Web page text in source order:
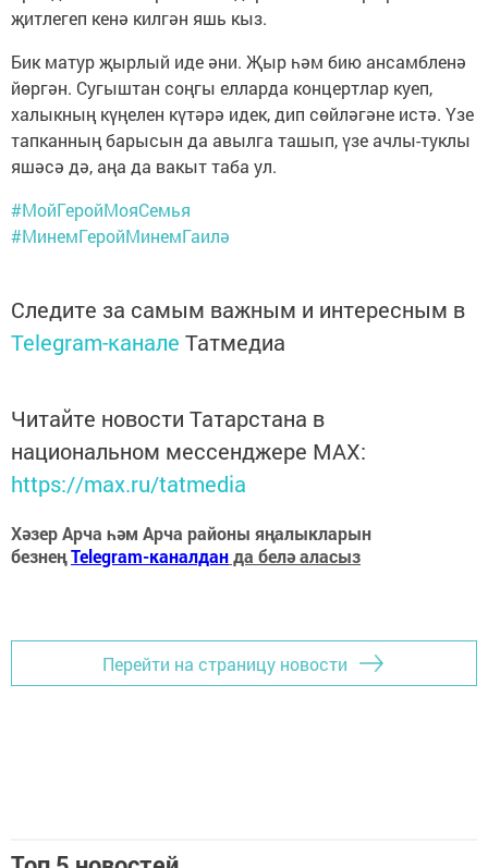
җитлегеп кенә килгән яшь кыз.
Бик матур җырлый иде әни. Җыр һәм бию ансамбленә
йөргән. Сугыштан соңгы елларда концертлар куеп,
халыкның күңелен күтәрә идек, дип сөйләгәне истә. Үзе
тапканның барысын да авылга ташып, үзе ачлы-туклы
яшәсә дә, аңа да вакыт таба ул.
#МойГеройМояСемья
#МинемГеройМинемГаилә
Следите за самым важным и интересным в
Telegram-канале Татмедиа
Читайте новости Татарстана в
национальном мессенджере MАХ:
https://max.ru/tatmedia
Хәзер Арча һәм Арча районы яңалыкларын
безнеңTelegram-каналданда белә аласыз
Перейти на страницу новости